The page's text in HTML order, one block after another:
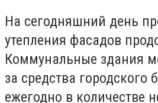
На сегодняшний день
утепления фасадов
Коммунальные здания
за средства городского
ежегодно в количестве